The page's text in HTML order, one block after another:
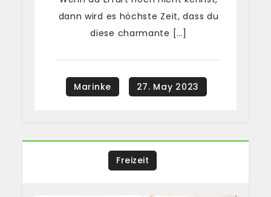
dann wird es höchste Zeit, dass du
diese charmante […]
Freizeit